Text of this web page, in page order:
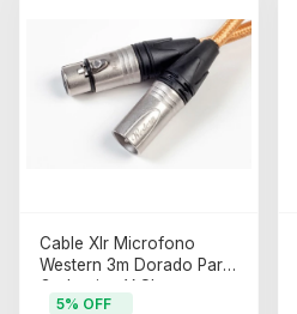
Cable Xlr Microfono
Western 3m Dorado Para
Grabacion Y Shows
5% OFF